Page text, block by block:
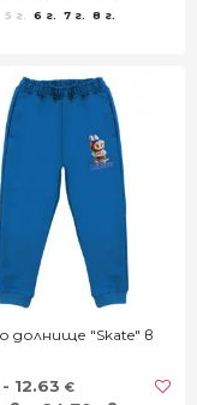
5 г. 6 г. 7 г. 8 г.
долнище "Skate" в
- 12.63 €